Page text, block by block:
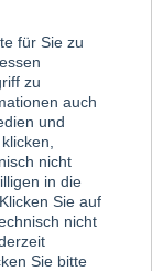
für Sie zu
zu
auch
und
nicht
in die
Sie auf
nicht
Sie bitte